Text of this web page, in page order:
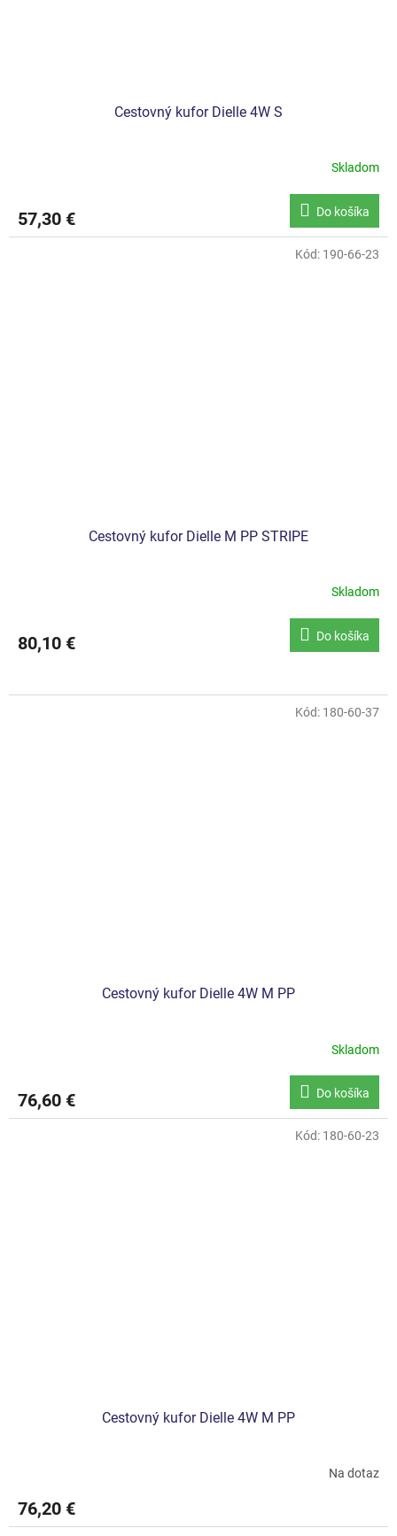
Cestovný kufor Dielle 4W S
Skladom
57,30 € Do košíka
Cestovný kufor Dielle M PP STRIPE
Skladom
80,10 € Do košíka
Kód: 190-66-23
Cestovný kufor Dielle 4W M PP
Skladom
76,60 € Do košíka
Kód: 180-60-37
Cestovný kufor Dielle 4W M PP
Na dotaz
76,20 €
Kód: 180-60-23